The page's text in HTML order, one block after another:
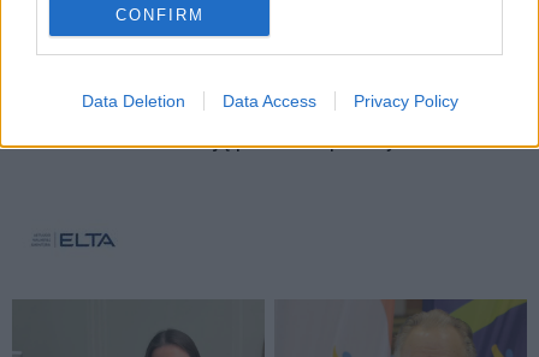
CONFIRM
Data Deletion Data Access Privacy Policy
teigia I. Kalpokas.
blokadai ir sugrįžus į Seimo plenarinę salę, valdantieji
atmetė visus keturis jų pateiktus pasiūlymus.